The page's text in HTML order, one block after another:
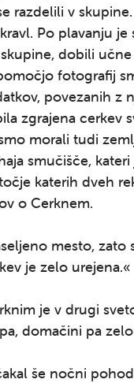
razdelili v
Po plavanju
dobili
fotografij
povezanih z
zgrajena cerkev
morali tudi
smučišče,
katerih dveh
o Cerknem.
mesto, zato
je zelo urejena.«
je v drugi
domačini pa
še nočni